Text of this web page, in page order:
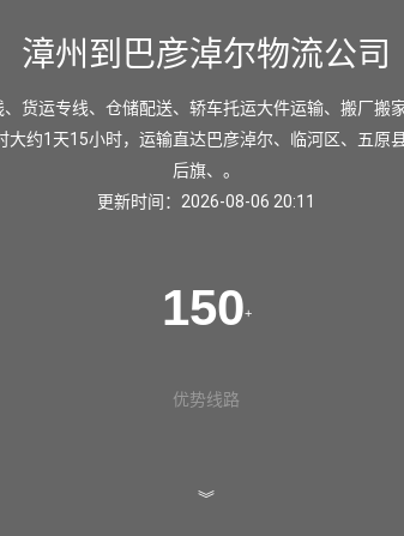
漳州到巴彦淖尔物流公司
货运专线、仓储配送、轿车托运大件运输、搬厂搬
大约1天15小时，运输直达巴彦淖尔、 临河区、 五原
后旗、。
更新时间：2026-08-06 20:11
150+
优势线路
︾